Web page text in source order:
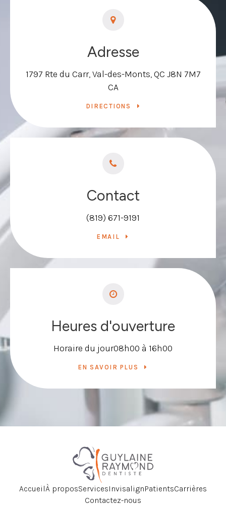
Adresse
1797 Rte du Carr Val-des-Monts QC J8N 7M7
CA
DIRECTIONS
Contact
(819) 671-9191
EMAIL
Heures d'ouverture
Horaire du jour08h00 à 16h00
EN SAVOIR PLUS
AccueilÀ proposServicesInvisalignPatientsCarrières
Contactez-nous